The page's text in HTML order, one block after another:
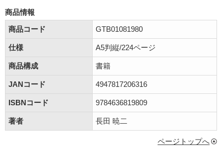
商品情報
商品コード
GTB01081980
仕様 A5判縦/224ページ
商品構成 書籍
JANコード 4947817206316
ISBNコード 9784636819809
著者 長田 暁二
ページトップへ